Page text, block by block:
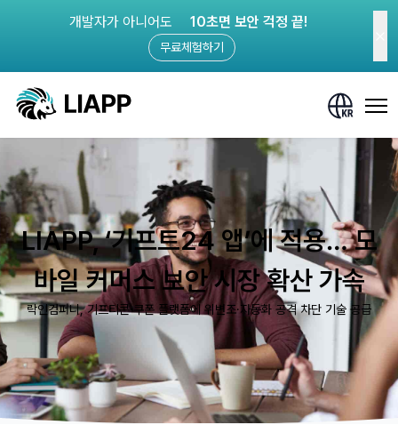
개발자가 아니어도 10초면 보안 걱정 끝!
무료체험하기
LIAPP, ‘기프트24 앱’에 적용… 모
바일 커머스 보안 시장 확산 가속
락인컴퍼니, 기프티콘·쿠폰 플랫폼에 위변조·자동화 공격 차단 기술 공급